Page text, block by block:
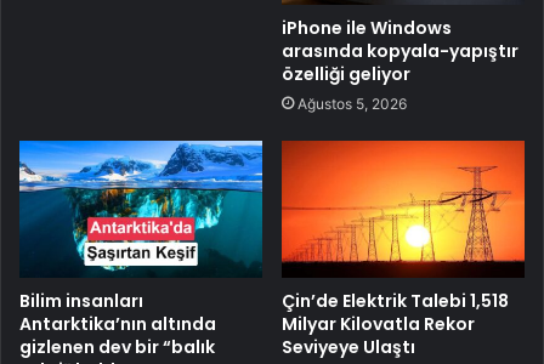
iPhone ile Windows
arasında kopyala-yapıştır
özelliği geliyor
Ağustos 5, 2026
Bilim insanları
Antarktika’nın altında
gizlenen dev bir “balık
Çin’de Elektrik Talebi 1,518
Milyar Kilovatla Rekor
Seviyeye Ulaştı